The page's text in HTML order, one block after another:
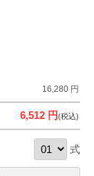
16,280 円
6,512 円(税込)
式